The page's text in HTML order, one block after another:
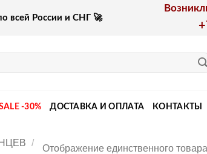
всей России и СНГ 🚀
-30% ДОСТАВКА И ОПЛАТА КОНТАКТЫ
/
Отображение единственного товара